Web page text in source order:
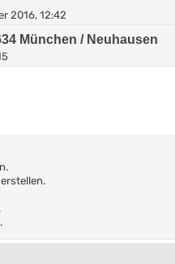
2016, 12:42
München / Neuhausen